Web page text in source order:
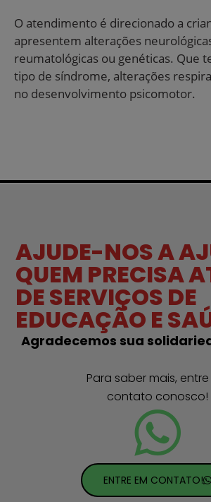
O atendimento é direcionado a
apresentem alterações
reumatológicas ou genéticas. Que
tipo de síndrome, alterações
no desenvolvimento psicomotor.
AJUDE-NOS A
QUEM PRECISA
DE SERVIÇOS DE
EDUCAÇÃO E
Agradecemos sua
Para saber mais,
contato conosco!
ENTRE EM CONTATO!